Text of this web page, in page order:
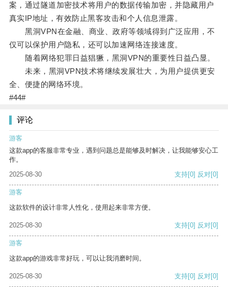
案，通过隧道加密技术将用户的数据传输加密，并隐藏用户
真实IP地址，有效防止黑客攻击和个人信息泄露。
黑洞VPN在金融、商业、政府等领域得到广泛应用，不
仅可以保护用户隐私，还可以加速网络连接速度。
随着网络犯罪日益猖獗，黑洞VPN的重要性日益凸显。
未来，黑洞VPN技术将继续发展壮大，为用户提供更安
全、便捷的网络环境。
#44#
评论
游客
这款app的客服非常专业，遇到问题总是能够及时解决，让我能够安心工
作。
2025-08-30
支持[0] 反对[0]
游客
这款软件的设计非常人性化，使用起来非常方便。
2025-08-30 支持[0] 反对[0]
游客
这款app的游戏非常好玩，可以让我消磨时间。
2025-08-30 支持[0] 反对[0]